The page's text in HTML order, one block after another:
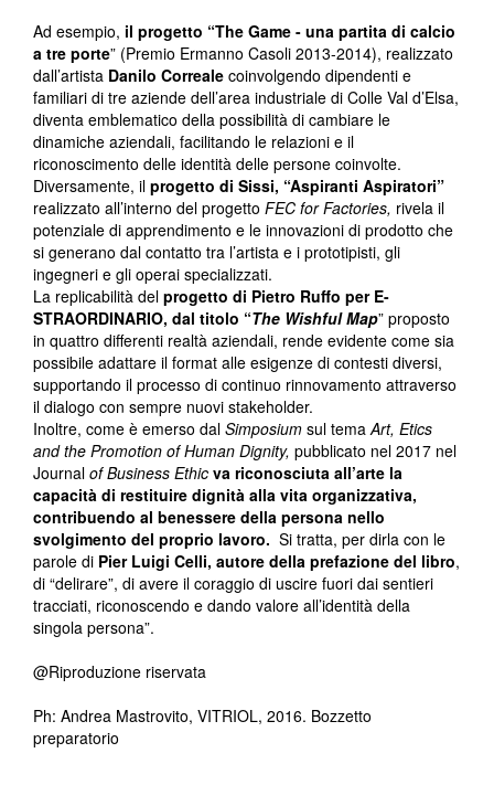
Ad esempio, il progetto “The Game - una partita di calcio
a tre porte” (Premio Ermanno Casoli 2013-2014), realizzato
dall’artista Danilo Correale coinvolgendo dipendenti e
familiari di tre aziende dell’area industriale di Colle Val d’Elsa,
diventa emblematico della possibilità di cambiare le
dinamiche aziendali, facilitando le relazioni e il
riconoscimento delle identità delle persone coinvolte.
Diversamente, il progetto di Sissi, “Aspiranti Aspiratori”
realizzato all’interno del progetto FEC for Factories, rivela il
potenziale di apprendimento e le innovazioni di prodotto che
si generano dal contatto tra l’artista e i prototipisti, gli
ingegneri e gli operai specializzati.
La replicabilità del progetto di Pietro Ruffo per E-
STRAORDINARIO, dal titolo “The Wishful Map” proposto
in quattro differenti realtà aziendali, rende evidente come sia
possibile adattare il format alle esigenze di contesti diversi,
supportando il processo di continuo rinnovamento attraverso
il dialogo con sempre nuovi stakeholder.
Inoltre, come è emerso dal Simposium sul temaArt, Etics
and the Promotion of Human Dignity, pubblicato nel 2017 nel
Journal of Business Ethic va riconosciuta all’arte la
capacità di restituire dignità alla vita organizzativa,
contribuendo al benessere della persona nello
svolgimento del proprio lavoro. Si tratta, per dirla con le
parole di Pier Luigi Celli, autore della prefazione del libro,
di “delirare”, di avere il coraggio di uscire fuori dai sentieri
tracciati, riconoscendo e dando valore all’identità della
singola persona”.
@Riproduzione riservata
Ph: Andrea Mastrovito, VITRIOL, 2016. Bozzetto
preparatorio